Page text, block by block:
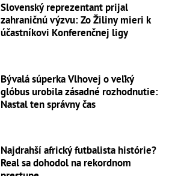
Slovenský reprezentant prijal
zahraničnú výzvu: Zo Žiliny mieri k
účastníkovi Konferenčnej ligy
Bývalá súperka Vlhovej o veľký
glóbus urobila zásadné rozhodnutie:
Nastal ten správny čas
Najdrahší africký futbalista histórie?
Real sa dohodol na rekordnom